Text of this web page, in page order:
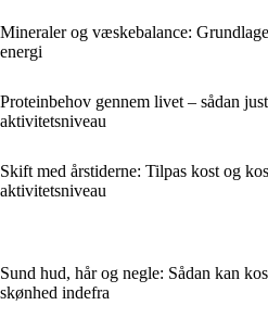
Mineraler og væskebalance:
energi
Proteinbehov gennem livet – sådan
aktivitetsniveau
Skift med årstiderne: Tilpas kost og
aktivitetsniveau
Sund hud, hår og negle: Sådan kan
skønhed indefra